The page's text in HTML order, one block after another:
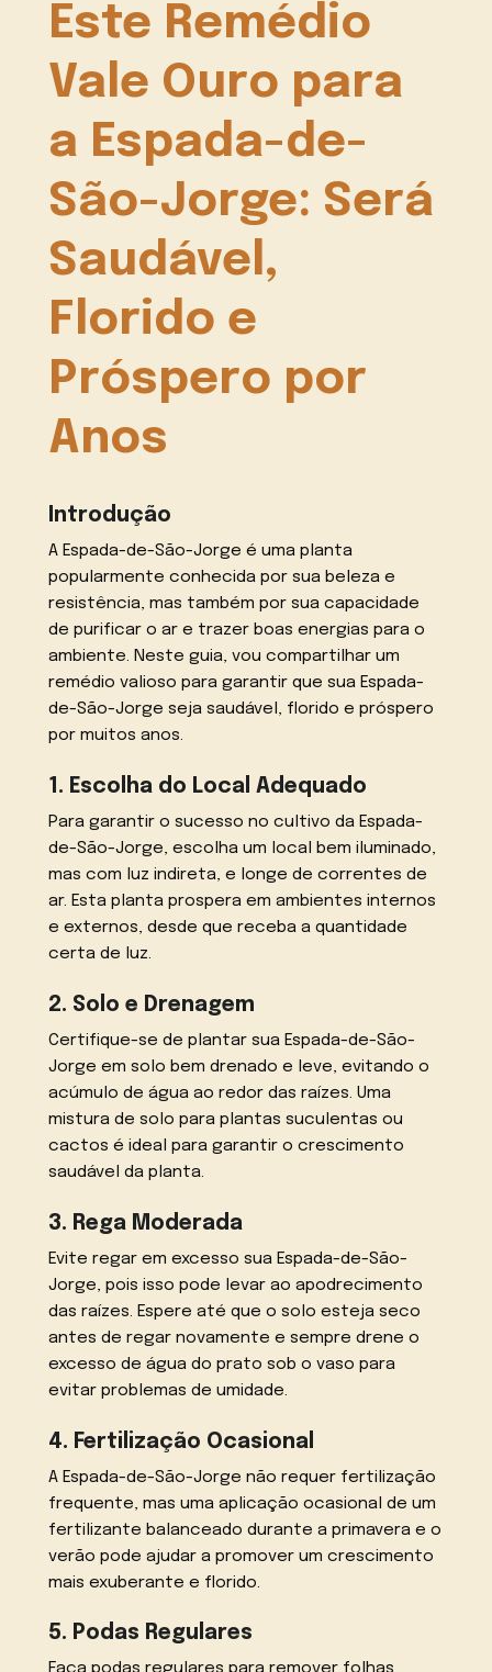
Este Remédio
Vale Ouro para
a Espada-de-
São-Jorge: Será
Saudável,
Florido e
Próspero por
Anos
Introdução
A Espada-de-São-Jorge é uma planta
popularmente conhecida por sua beleza e
resistência, mas também por sua capacidade
de purificar o ar e trazer boas energias para o
ambiente. Neste guia, vou compartilhar um
remédio valioso para garantir que sua Espada-
de-São-Jorge seja saudável, florido e próspero
por muitos anos.
1. Escolha do Local Adequado
Para garantir o sucesso no cultivo da Espada-
de-São-Jorge, escolha um local bem iluminado,
mas com luz indireta, e longe de correntes de
ar. Esta planta prospera em ambientes internos
e externos, desde que receba a quantidade
certa de luz.
2. Solo e Drenagem
Certifique-se de plantar sua Espada-de-São-
Jorge em solo bem drenado e leve, evitando o
acúmulo de água ao redor das raízes. Uma
mistura de solo para plantas suculentas ou
cactos é ideal para garantir o crescimento
saudável da planta.
3. Rega Moderada
Evite regar em excesso sua Espada-de-São-
Jorge, pois isso pode levar ao apodrecimento
das raízes. Espere até que o solo esteja seco
antes de regar novamente e sempre drene o
excesso de água do prato sob o vaso para
evitar problemas de umidade.
4. Fertilização Ocasional
A Espada-de-São-Jorge não requer fertilização
frequente, mas uma aplicação ocasional de um
fertilizante balanceado durante a primavera e o
verão pode ajudar a promover um crescimento
mais exuberante e florido.
5. Podas Regulares